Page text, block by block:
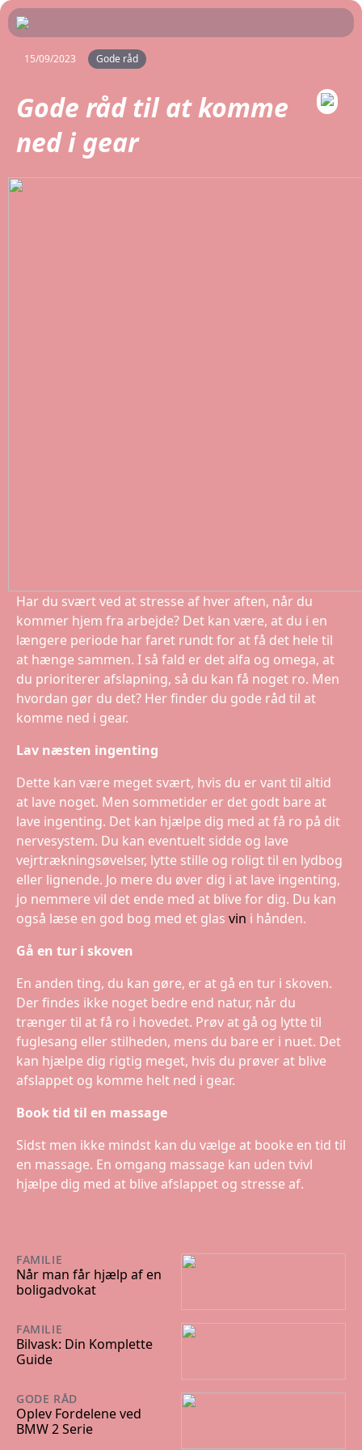
15/09/2023 Gode råd
Gode råd til at komme
ned i gear
Har du svært ved at stresse af hver aften, når du
kommer hjem fra arbejde? Det kan være, at du i en
længere periode har faret rundt for at få det hele til
at hænge sammen. I så fald er det alfa og omega, at
du prioriterer afslapning, så du kan få noget ro. Men
hvordan gør du det? Her finder du gode råd til at
komme ned i gear.
Lav næsten ingenting
Dette kan være meget svært, hvis du er vant til altid
at lave noget. Men sommetider er det godt bare at
lave ingenting. Det kan hjælpe dig med at få ro på dit
nervesystem. Du kan eventuelt sidde og lave
vejrtrækningsøvelser, lytte stille og roligt til en lydbog
eller lignende. Jo mere du øver dig i at lave ingenting,
jo nemmere vil det ende med at blive for dig. Du kan
også læse en god bog med et glas vin i hånden.
Gå en tur i skoven
En anden ting, du kan gøre, er at gå en tur i skoven.
Der findes ikke noget bedre end natur, når du
trænger til at få ro i hovedet. Prøv at gå og lytte til
fuglesang eller stilheden, mens du bare er i nuet. Det
kan hjælpe dig rigtig meget, hvis du prøver at blive
afslappet og komme helt ned i gear.
Book tid til en massage
Sidst men ikke mindst kan du vælge at booke en tid til
en massage. En omgang massage kan uden tvivl
hjælpe dig med at blive afslappet og stresse af.
FAMILIE
Når man får hjælp af en
boligadvokat
FAMILIE
Bilvask: Din Komplette
Guide
GODE RÅD
Oplev Fordelene ved
BMW 2 Serie